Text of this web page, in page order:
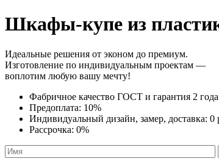
Шкафы-купе из
Идеальные решения от эконом до премиум.
Изготовление по индивидуальным проектам —
воплотим любую вашу мечту!
Фабричное качество ГОСТ и гарантия 2 года
Предоплата: 10%
Индивидуальный дизайн, замер, доставка: 0
Рассрочка: 0%